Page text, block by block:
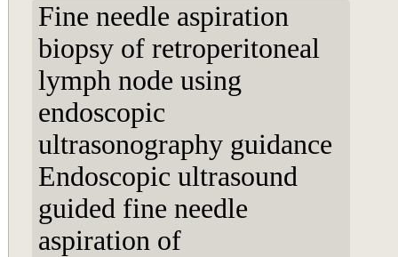
Fine needle aspiration
biopsy of retroperitoneal
lymph node using
endoscopic
ultrasonography guidance
Endoscopic ultrasound
guided fine needle
aspiration of